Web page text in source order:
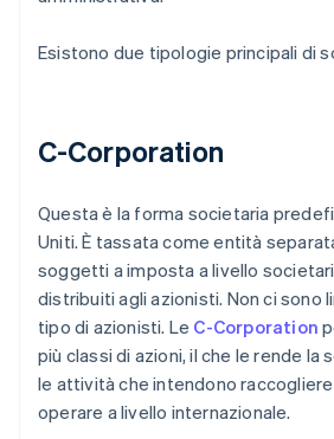
Esistono due tipologie principali di
C-Corporation
Questa è la forma societaria
Uniti. È tassata come entità
soggetti a imposta a livello
distribuiti agli azionisti. Non ci sono
tipo di azionisti. Le C-Corporation
più classi di azioni, il che le rende la
le attività che intendono
operare a livello internazionale.